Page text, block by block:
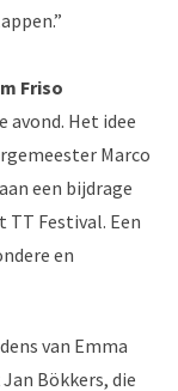
Friso
avond. Het idee
Marco
een bijdrage
TT Festival. Een
en
van Emma
Bökkers, die